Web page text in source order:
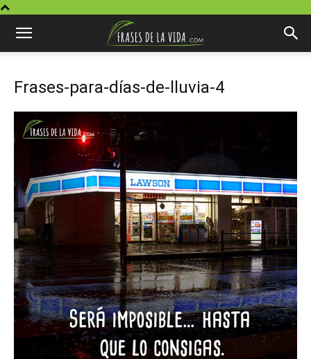
Frases-para-días-de-lluvia-4